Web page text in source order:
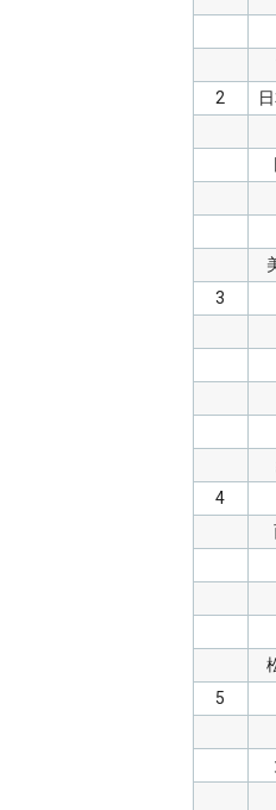
2
3
4
5